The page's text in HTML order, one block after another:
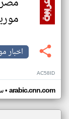
اخبار
AC58ID
• arabic.cnn.com